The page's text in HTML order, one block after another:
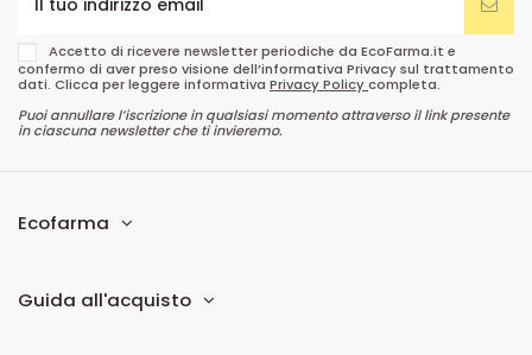
Accetto di ricevere newsletter periodiche da EcoFarma.it e
confermo di aver preso visione dell’informativa Privacy sul trattamento
dati. Clicca per leggere informativa Privacy Policycompleta.
Puoi annullare l’iscrizione in qualsiasi momento attraverso il link presente
in ciascuna newsletter che ti invieremo.
Ecofarma
Guida all'acquisto